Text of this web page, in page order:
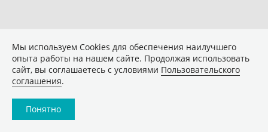
Мы используем Сookies для обеспечения наилучшего
опыта работы на нашем сайте. Продолжая использовать
сайт, вы соглашаетесь с условиями Пользовательского
соглашения.
Понятно